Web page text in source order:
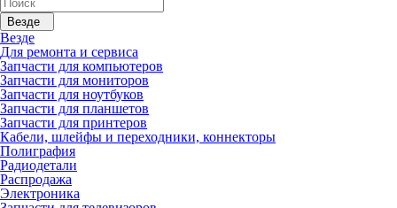
Везде
Везде
Для ремонта и сервиса
Запчасти для компьютеров
Запчасти для мониторов
Запчасти для ноутбуков
Запчасти для планшетов
Запчасти для принтеров
Кабели, шлейфы и переходники, коннекторы
Полиграфия
Радиодетали
Распродажа
Электроника